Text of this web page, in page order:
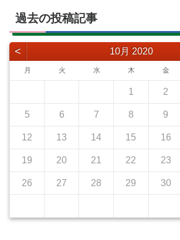
過去の投稿記事
< 10月 2020
月 火 水 木 金
1 2
5 6 7 8 9
12 13 14 15 16
19 20 21 22 23
26 27 28 29 30